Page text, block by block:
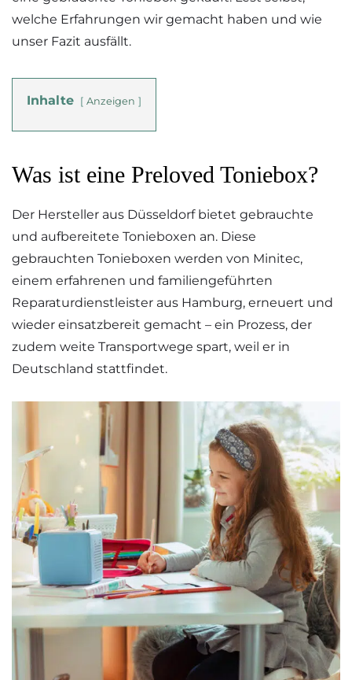
welche Erfahrungen wir gemacht haben und wie
unser Fazit ausfällt.
Inhalte Anzeigen
Was ist eine Preloved Toniebox?
Der Hersteller aus Düsseldorf bietet gebrauchte
und aufbereitete Tonieboxen an. Diese
gebrauchten Tonieboxen werden von Minitec,
einem erfahrenen und familiengeführten
Reparaturdienstleister aus Hamburg, erneuert und
wieder einsatzbereit gemacht – ein Prozess, der
zudem weite Transportwege spart, weil er in
Deutschland stattfindet.